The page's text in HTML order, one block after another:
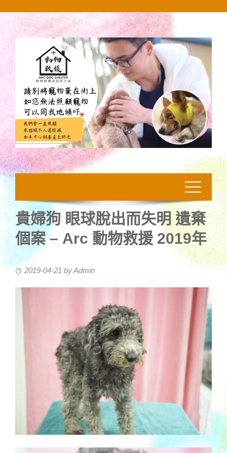
貴婦狗 眼球脫出而失明 遺棄
個案 – Arc 動物救援 2019年
2019-04-21 byAdmin